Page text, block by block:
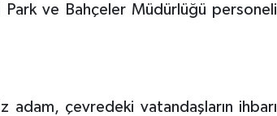
ve Bahçeler Müdürlüğü personeli
adam, çevredeki vatandaşların ihbarı